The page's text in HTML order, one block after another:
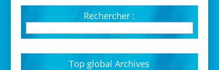
Rechercher :
Top global Archives